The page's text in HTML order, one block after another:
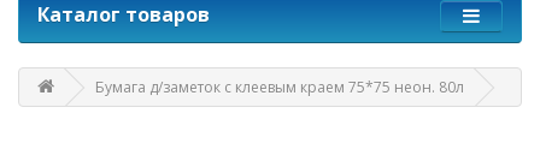
Каталог товаров
Бумага д/заметок с клеевым краем 75*75 неон. 80л